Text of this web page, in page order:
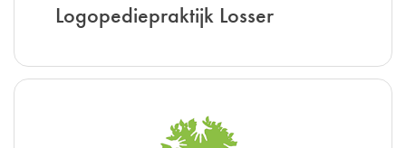
Logopediepraktijk Losser